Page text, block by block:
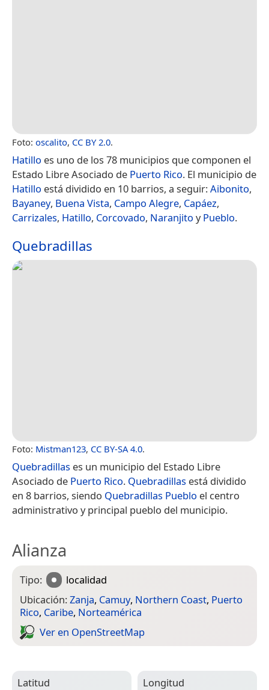
Foto: oscalito, CC BY 2.0.
Hatillo es uno de los 78 municipios que componen el
Estado Libre Asociado de Puerto Rico. El municipio de
Hatillo está dividido en 10 barrios, a seguir:Aibonito,
Bayaney, Buena Vista, Campo Alegre, Capáez,
Carrizales, Hatillo, Corcovado, Naranjito yPueblo.
Quebradillas
Foto: Mistman123, CC BY-SA 4.0.
Quebradillas es un municipio del Estado Libre
Asociado de Puerto Rico. Quebradillas está dividido
en 8 barrios, siendo Quebradillas Pueblo el centro
administrativo y principal pueblo del municipio.
Alianza
Tipo:
localidad
Ubicación:Zanja, Camuy, Northern Coast, Puerto
Rico, Caribe, Norteamérica
Ver en Open­Street­Map
Latitud Longitud